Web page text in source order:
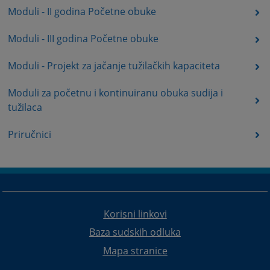
Moduli - II godina Početne obuke
Moduli - III godina Početne obuke
Moduli - Projekt za jačanje tužilačkih kapaciteta
Moduli za početnu i kontinuiranu obuka sudija i
tužilaca
Priručnici
Korisni linkovi
Baza sudskih odluka
Mapa stranice